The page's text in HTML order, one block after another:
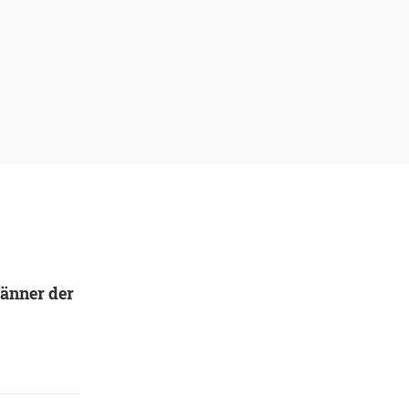
der